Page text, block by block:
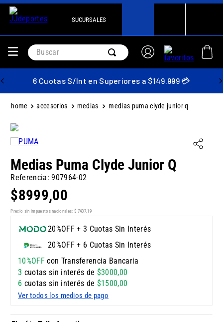
SUCURSALES
Buscar
6 Cuotas S/Int en Superiores a $149.999 💳
accesorios medias medias puma clyde junior q
Medias Puma Clyde Junior Q
Referencia:907964-02
$8999,00
Precio sin impuestos nacionales: $ 7437,19
20%OFF + 3 Cuotas Sin Interés
20%OFF + 6 Cuotas Sin Interés
10%OFFcon Transferencia Bancaria
3 cuotas sin interés de $3000,00
6 cuotas sin interés de $1500,00
Ver todos los medios de pago